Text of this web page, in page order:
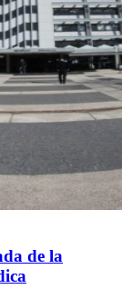
de la